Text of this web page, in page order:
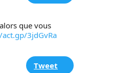
que vous
3jdGvRa
Tweet